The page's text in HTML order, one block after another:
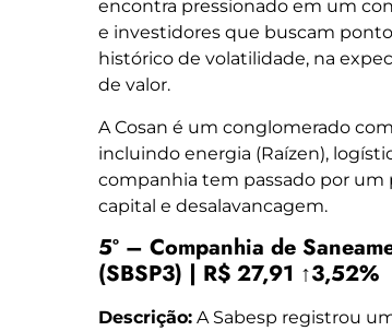
encontra pressionado em um
e investidores que buscam
histórico de volatilidade, na
de valor.
A Cosan é um conglomerado
incluindo energia (Raízen),
companhia tem passado por um
capital e desalavancagem.
5º – Companhia de
(SBSP3) | R$ 27,91 ↑3,52%
Descrição: A Sabesp registrou